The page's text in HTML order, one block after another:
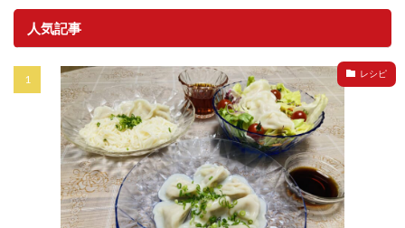
人気記事
レシピ